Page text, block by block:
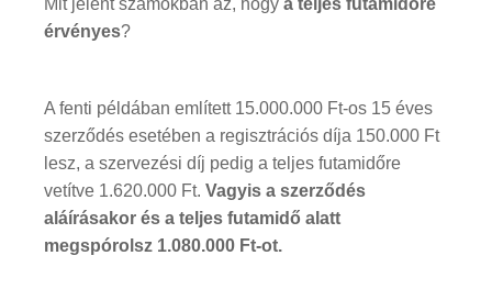
érvényes?
A fenti példában említett 15.000.000 Ft-os 15 éves
szerződés esetében a regisztrációs díja 150.000 Ft
lesz, a szervezési díj pedig a teljes futamidőre
vetítve 1.620.000 Ft. Vagyis a szerződés
aláírásakor és a teljes futamidő alatt
megspórolsz 1.080.000 Ft-ot.